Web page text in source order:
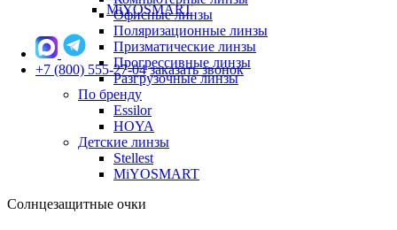
Офисные линзы
Поляризационные линзы
Призматические линзы
Прогрессивные линзы
Разгрузочные линзы
По бренду
Essilor
HOYA
Детские линзы
Stellest
MiYOSMART
MiYOSMART
+7 (800) 555-27-04 заказать звонок
Солнцезащитные очки